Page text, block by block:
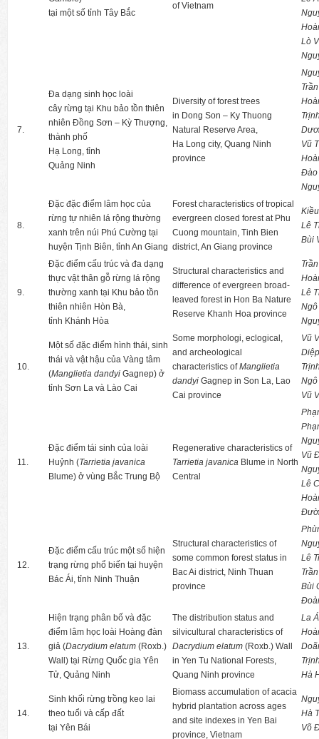
tại một số tỉnh Tây Bắc
of Vietnam
Lò
7.
Đa dạng sinh học loài
cây rừng tại Khu bảo tồn thiên
nhiên Đồng Sơn – Kỳ Thượng,
thành phố
Hạ Long, tỉnh
Quảng Ninh
Diversity of forest trees
in Dong Son – Ky Thuong
Natural Reserve Area,
Ha Long city, Quang Ninh
province
Vũ
Đào
8.
Đặc đặc điểm lâm học của
rừng tự nhiên lá rộng thường
xanh trên núi Phú Cường tại
huyện Tịnh Biên, tỉnh An Giang
Forest characteristics of tropical
evergreen closed forest at Phu
Cuong mountain, Tinh Bien
district, An Giang province
Lê
Bùi
9.
Đặc điểm cấu trúc và đa dạng
thực vật thân gỗ rừng lá rộng
thường xanh tại Khu bảo tồn
thiên nhiên Hòn Bà,
tỉnh Khánh Hòa
Structural characteristics and
difference of evergreen broad-
leaved forest in Hon Ba Nature
Reserve Khanh Hoa province
Lê
Ngô
10.
Một số đặc điểm hình thái, sinh
thái và vật hậu của Vàng tâm
(Manglietia dandyi Gagnep) ở
tỉnh Sơn La và Lào Cai
Some morphologi, eclogical,
and archeological
characteristics ofManglietia
dandyi Gagnep in Son La, Lao
Cai province
Vũ
Vũ
11.
Đặc điểm tái sinh của loài
Huỷnh (Tarrietia javanica
Blume) ở vùng Bắc Trung Bộ
Regenerative characteristics of
Tarrietia javanica Blume in North
Central
Vũ
Lê
12.
Đặc điểm cấu trúc một số hiện
trạng rừng phổ biến tại huyện
Bác Ái, tỉnh Ninh Thuận
Structural characteristics of
some common forest status in
Bac Ai district, Ninh Thuan
province
Lê
Bùi
13.
Hiện trạng phân bố và đặc
điểm lâm học loài Hoàng đàn
giả (Dacrydium elatum (Roxb.)
Wall) tại Rừng Quốc gia Yên
Tử, Quảng Ninh
The distribution status and
silvicultural characteristics of
Dacrydium elatum (Roxb.) Wall
in Yen Tu National Forests,
Quang Ninh province
La
Hà
14.
Sinh khối rừng trồng keo lai
theo tuổi và cấp đất
tại Yên Bái
Biomass accumulation of acacia
hybrid plantation across ages
and site indexes in Yen Bai
province, Vietnam
Hà
Võ